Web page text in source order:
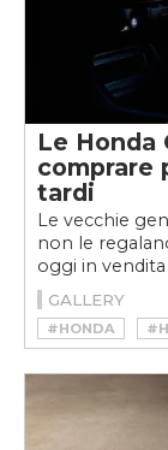
Le Honda
comprare
tardi
Le vecchie
non le
oggi in vendita
GALLERY
#HONDA
#HONDA CIVIC